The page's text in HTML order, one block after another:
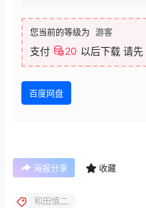
您当前的等级为 游客
支付 20 以后下载 请先
百度网盘
海报分享 收藏
和田慎二